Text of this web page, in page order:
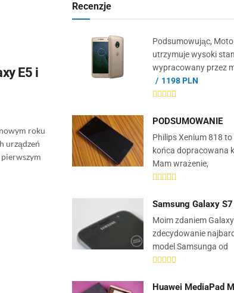
E5 i
roku
urządzeń
pierwszym
Recenzje
Podsumowując,
utrzymuje wysoki
wypracowany przez
1198 PLN
PODSUMOWANIE
Philips Xenium 818 to
końca dopracowana
Mam wrażenie,
Samsung Galaxy S7
Moim zdaniem
zdecydowanie
model Samsunga od
Huawei MediaPad